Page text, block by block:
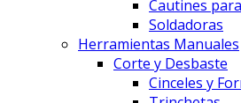
Cautines
Soldadoras
Herramientas Manuales
Corte y Desbaste
Cinceles y